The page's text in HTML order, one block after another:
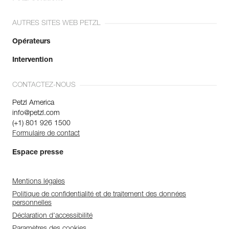
AUTRES SITES WEB PETZL
Opérateurs
Intervention
CONTACTEZ-NOUS
Petzl America
info@petzl.com
(+1) 801 926 1500
Formulaire de contact
Espace presse
Mentions légales
Politique de confidentialité et de traitement des données
personnelles
Déclaration d'accessibilité